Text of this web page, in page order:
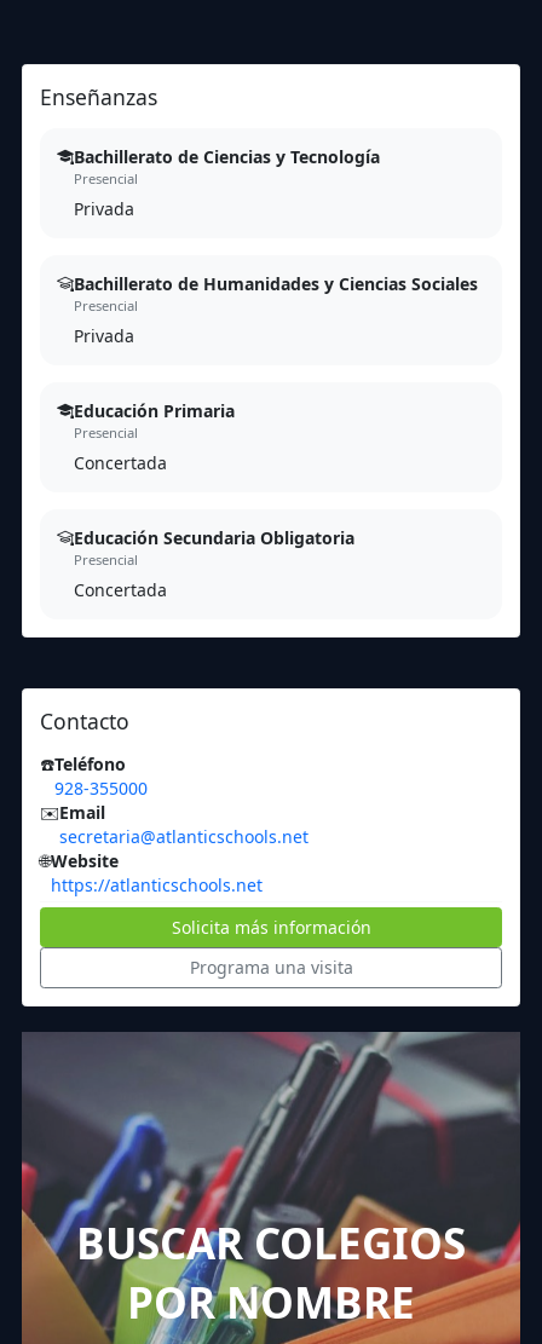
Enseñanzas
Bachillerato de Ciencias y Tecnología
Presencial
Privada
Bachillerato de Humanidades y Ciencias Sociales
Presencial
Privada
Educación Primaria
Presencial
Concertada
Educación Secundaria Obligatoria
Presencial
Concertada
Contacto
☎️Teléfono
928-355000
✉️Email
secretaria@atlanticschools.net
🌐Website
https://atlanticschools.net
Solicita más información
Programa una visita
BUSCAR COLEGIOS
POR NOMBRE